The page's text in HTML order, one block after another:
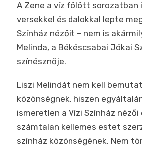
A Zene a víz fölött sorozatban
versekkel és dalokkal lepte
Színház nézőit – nem is
Melinda, a Békéscsabai Jókai
színésznője.
Liszi Melindát nem kell
közönségnek, hiszen
ismeretlen a Vízi Színház
számtalan kellemes estet
színház közönségének. Nem